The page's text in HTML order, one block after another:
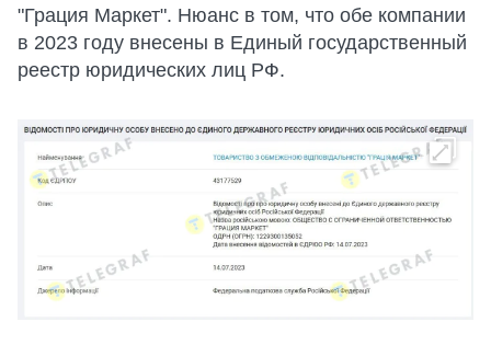
"Грация Маркет". Нюанс в том, что обе компании
в 2023 году внесены в Единый государственный
реестр юридических лиц РФ.